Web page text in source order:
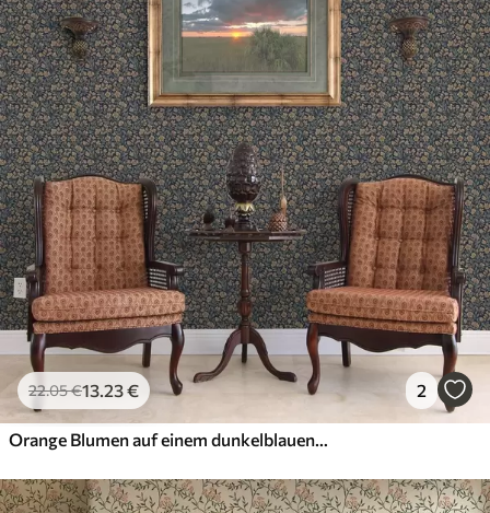
22.05€13.23€ 2
Orange Blumen auf einem dunkelblauen Hintergrund im Vintage-Stil